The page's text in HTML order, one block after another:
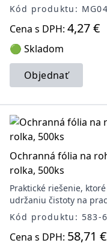
Kód produktu:
Cena s DPH: 4,27 €
🟢 Skladom
Objednať
Ochranná fólia na
rolka, 500ks
Praktické riešenie,
udržaniu čistoty na
Kód produktu: 583-
Cena s DPH: 58,71 €